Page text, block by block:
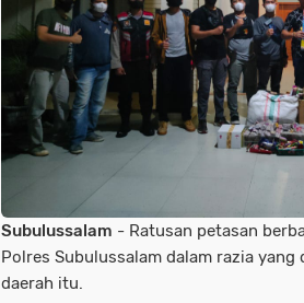
Subulussalam - Ratusan petasan
Polres Subulussalam dalam razia
daerah itu.